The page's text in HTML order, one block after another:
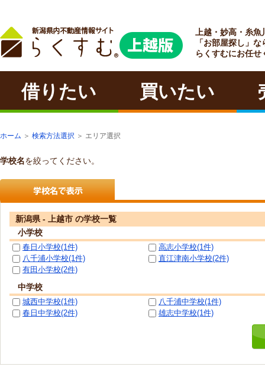
ラクチン
上越・妙高・糸魚
「お部屋探し」な
らくすむにお任せ
借りたい 買いたい
ホーム ＞ 検索方法選択 ＞ エリア選択
学校名を絞ってください。
新潟県 - 上越市 の学校一覧
小学校
春日小学校(1件)
高志小学校(1件)
八千浦小学校(1件)
直江津南小学校(2件)
有田小学校(2件)
中学校
城西中学校(1件)
八千浦中学校(1件)
春日中学校(2件)
雄志中学校(1件)